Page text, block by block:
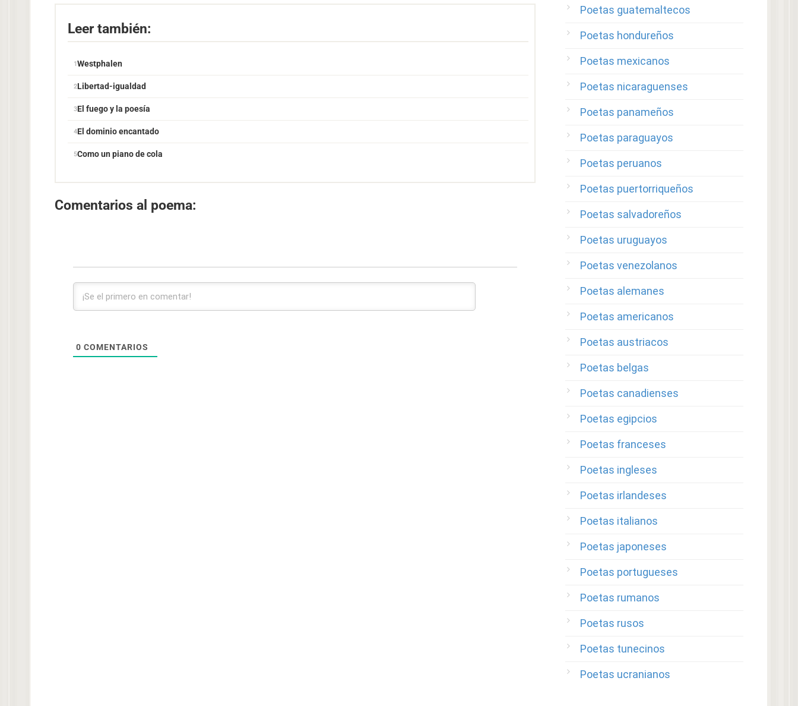
Leer también:
Westphalen
Libertad-igualdad
El fuego y la poesía
El dominio encantado
Como un piano de cola
Comentarios al poema:
0 COMENTARIOS
Poetas guatemaltecos
Poetas hondureños
Poetas mexicanos
Poetas nicaraguenses
Poetas panameños
Poetas paraguayos
Poetas peruanos
Poetas puertorriqueños
Poetas salvadoreños
Poetas uruguayos
Poetas venezolanos
Poetas alemanes
Poetas americanos
Poetas austriacos
Poetas belgas
Poetas canadienses
Poetas egipcios
Poetas franceses
Poetas ingleses
Poetas irlandeses
Poetas italianos
Poetas japoneses
Poetas portugueses
Poetas rumanos
Poetas rusos
Poetas tunecinos
Poetas ucranianos